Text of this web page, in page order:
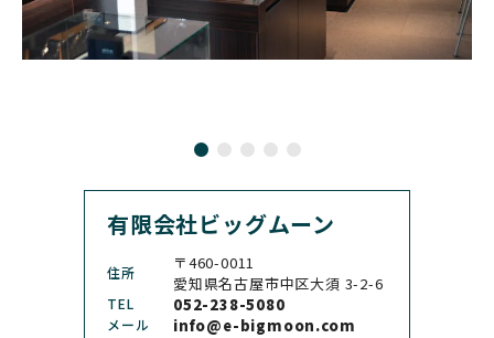
BULOVA
ブローバ
BVLGARI
ブルガリ
CHANEL
シャネル
CHOPARD
ショパール
CHRISTOPHER WARD
クリストファー・ウォー
CHRONO TOKYO
有限会社ビッグムーン
住所
〒460-0011
愛知県名古屋市中区大須 3-2-6
TEL 052-238-5080
メール info@e-bigmoon.com